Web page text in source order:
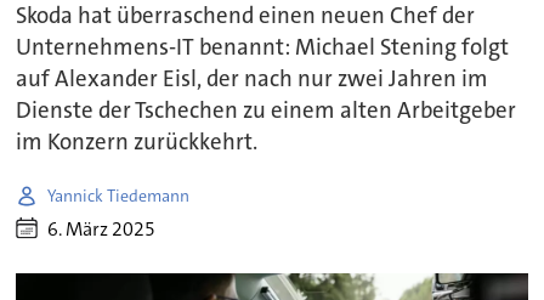
Skoda hat überraschend einen neuen Chef der
Unternehmens-IT benannt: Michael Stening folgt
auf Alexander Eisl, der nach nur zwei Jahren im
Dienste der Tschechen zu einem alten Arbeitgeber
im Konzern zurückkehrt.
Yannick Tiedemann
6. März 2025